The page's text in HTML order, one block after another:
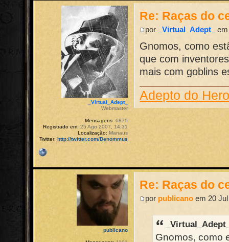
Re: Raças do
por _Virtual_Adept_
Gnomos, como
que com
mais com goblins
Adepto do
_Virtual_Adept_
Webmaster
Mensagens: 6879
Registrado em: 25 Ago 2007, 14:31
Localização: Manaus
Twitter: http://twitter.com/Denommus
Re: Raças do
por publicano em 20
Gnomos, como
publicano